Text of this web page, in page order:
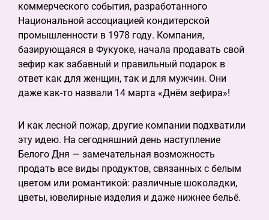
коммерческого события, разработанного
Национальной ассоциацией кондитерской
промышленности в 1978 году. Компания,
базирующаяся в Фукуоке, начала продавать свой
зефир как забавный и правильный подарок в
ответ как для женщин, так и для мужчин. Они
даже как-то назвали 14 марта «Днём зефира»!
И как лесной пожар, другие компании подхватили
эту идею. На сегодняшний день наступление
Белого Дня — замечательная возможность
продать все виды продуктов, связанных с белым
цветом или романтикой: различные шоколадки,
цветы, ювелирные изделия и даже нижнее бельё.